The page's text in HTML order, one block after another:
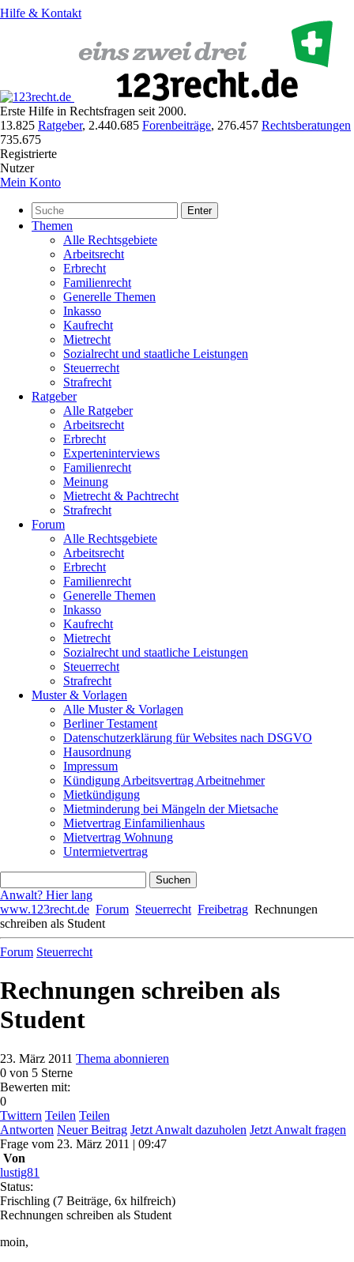
Hilfe & Kontakt
Erste Hilfe in Rechtsfragen seit 2000.
13.825 Ratgeber, 2.440.685 Forenbeiträge, 276.457 Rechtsberatungen
735.675
Registrierte
Nutzer
Mein Konto
Enter
Themen
Alle Rechtsgebiete
Arbeitsrecht
Erbrecht
Familienrecht
Generelle Themen
Inkasso
Kaufrecht
Mietrecht
Sozialrecht und staatliche Leistungen
Steuerrecht
Strafrecht
Ratgeber
Alle Ratgeber
Arbeitsrecht
Erbrecht
Experteninterviews
Familienrecht
Meinung
Mietrecht & Pachtrecht
Strafrecht
Forum
Alle Rechtsgebiete
Arbeitsrecht
Erbrecht
Familienrecht
Generelle Themen
Inkasso
Kaufrecht
Mietrecht
Sozialrecht und staatliche Leistungen
Steuerrecht
Strafrecht
Muster & Vorlagen
Alle Muster & Vorlagen
Berliner Testament
Datenschutzerklärung für Websites nach DSGVO
Hausordnung
Impressum
Kündigung Arbeitsvertrag Arbeitnehmer
Mietkündigung
Mietminderung bei Mängeln der Mietsache
Mietvertrag Einfamilienhaus
Mietvertrag Wohnung
Untermietvertrag
Anwalt? Hier lang
www.123recht.de Forum Steuerrecht Freibetrag Rechnungen
schreiben als Student
Forum Steuerrecht
Rechnungen schreiben als
Student
23. März 2011 Thema abonnieren
0 von 5 Sterne
Bewerten mit:
0
Twittern Teilen Teilen
Antworten Neuer Beitrag Jetzt Anwalt dazuholen Jetzt Anwalt fragen
Frage vom 23. März 2011 | 09:47
Von
lustig81
Status:
Frischling (7 Beiträge, 6x hilfreich)
Rechnungen schreiben als Student
moin,